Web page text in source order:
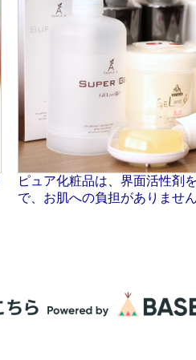
ピュア化粧品は、界面活性剤
で、お肌への負担がありません